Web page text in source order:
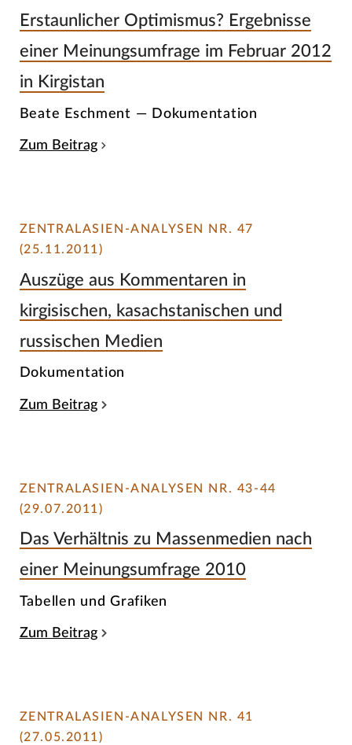
Erstaunlicher Optimismus? Ergebnisse
einer Meinungsumfrage im Februar 2012
in Kirgistan
Beate Eschment — Dokumentation
Zum Beitrag
ZENTRALASIEN-ANALYSEN NR. 47
(25.11.2011)
Auszüge aus Kommentaren in
kirgisischen, kasachstanischen und
russischen Medien
Dokumentation
Zum Beitrag
ZENTRALASIEN-ANALYSEN NR. 43-44
(29.07.2011)
Das Verhältnis zu Massenmedien nach
einer Meinungsumfrage 2010
Tabellen und Grafiken
Zum Beitrag
ZENTRALASIEN-ANALYSEN NR. 41
(27.05.2011)